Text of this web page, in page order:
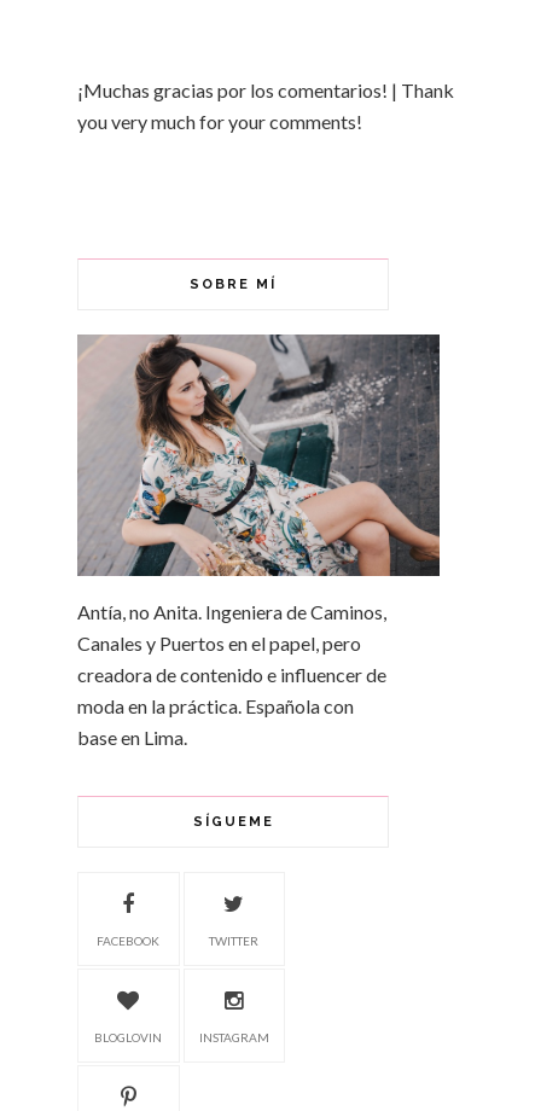
¡Muchas gracias por los comentarios! | Thank
you very much for your comments!
SOBRE MÍ
Antía, no Anita. Ingeniera de Caminos,
Canales y Puertos en el papel, pero
creadora de contenido e influencer de
moda en la práctica. Española con
base en Lima.
SÍGUEME
FACEBOOK TWITTER
BLOGLOVIN INSTAGRAM